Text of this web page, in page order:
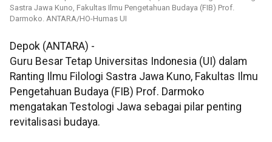
Sastra Jawa Kuno, Fakultas Ilmu Pengetahuan Budaya (FIB) Prof.
Darmoko. ANTARA/HO-Humas UI
Depok (ANTARA) -
Guru Besar Tetap Universitas Indonesia (UI) dalam
Ranting Ilmu Filologi Sastra Jawa Kuno, Fakultas Ilmu
Pengetahuan Budaya (FIB) Prof. Darmoko
mengatakan Testologi Jawa sebagai pilar penting
revitalisasi budaya.